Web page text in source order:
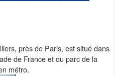
près de Paris, est situé dans
de France et du parc de la
métro.